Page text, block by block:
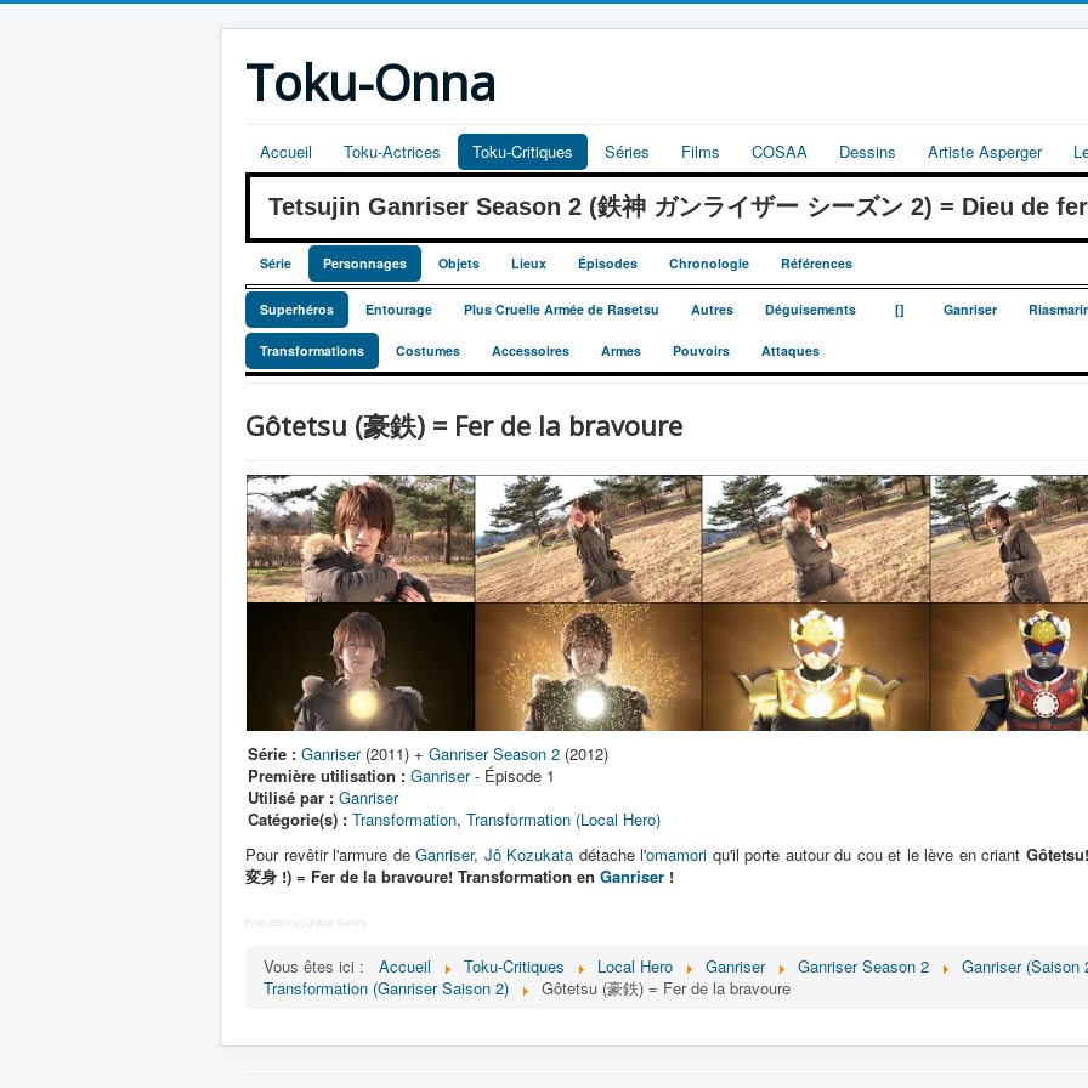
Toku-Onna
Accueil Toku-Actrices Toku-Critiques Séries Films COSAA Dessins Artiste Asperger
Tetsujin Ganriser Season 2 (鉄神 ガンライザー シーズン 2) = Dieu de
Série Personnages Objets Lieux Épisodes Chronologie Références
Superhéros Entourage Plus Cruelle Armée de Rasetsu Autres Déguisements [] Ganriser
Transformations Costumes Accessoires Armes Pouvoirs Attaques
Gôtetsu (豪鉄) = Fer de la bravoure
Série : Ganriser(2011) + Ganriser Season 2 (2012)
Première utilisation : Ganriser- Épisode 1
Utilisé par : Ganriser
Catégorie(s) : Transformation, Transformation (Local Hero)
Pour revêtir l'armure de Ganriser, Jô Kozukata détache l'omamori qu'il porte autour du cou et le lève en criant Gôtetsu!
変身 !) = Fer de la bravoure! Transformation en Ganriser !
Free Joomla Lightbox Gallery
Vous êtes ici : Accueil Toku-Critiques Local Hero Ganriser Ganriser Season 2
Ganriser (Saison
Transformation (Ganriser Saison 2)
Gôtetsu (豪鉄) = Fer de la bravoure